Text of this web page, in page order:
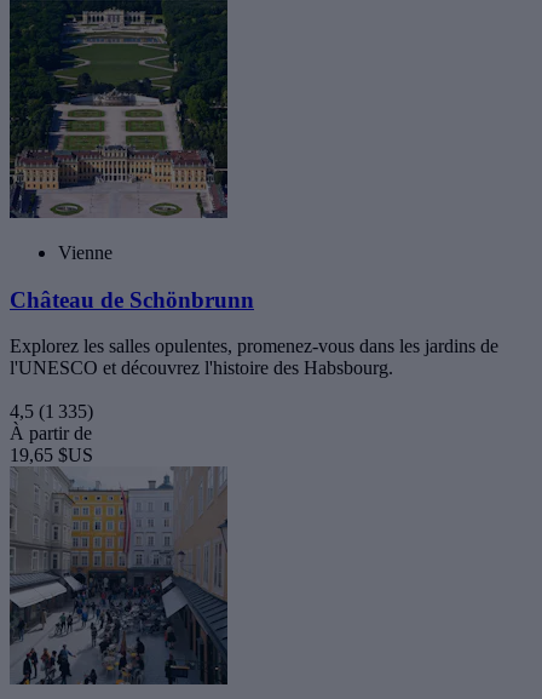
Vienne
Château de Schönbrunn
Explorez les salles opulentes, promenez-vous dans les jardins de
l'UNESCO et découvrez l'histoire des Habsbourg.
4,5 (1 335)
À partir de
19,65 $US